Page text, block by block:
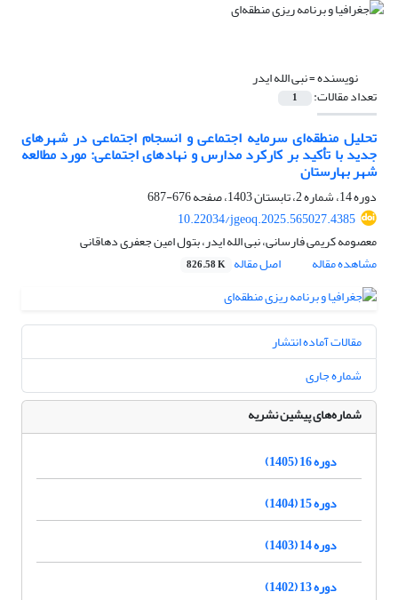
نویسنده =نبی الله ایدر
تعداد مقالات: 1
تحلیل منطقه‌ای سرمایه اجتماعی و انسجام اجتماعی در شهرهای
جدید با تأکید بر کارکرد مدارس و نهادهای اجتماعی: مورد مطالعه
شهر بهارستان
دوره 14، شماره 2، تابستان 1403، صفحه
676-687
10.22034/jgeoq.2025.565027.4385
معصومه کریمی فارسانی، نبی الله ایدر، بتول امین جعفری دهاقانی
مشاهده مقاله
اصل مقاله 826.58 K
مقالات آماده انتشار
شماره جاری
شماره‌های پیشین نشریه
دوره 16 (1405)
دوره 15 (1404)
دوره 14 (1403)
دوره 13 (1402)